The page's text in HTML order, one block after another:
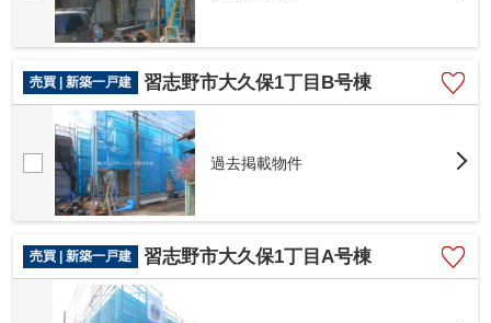
売買 | 新築一戸建 習志野市大久保1丁目B号棟
過去掲載物件
売買 | 新築一戸建 習志野市大久保1丁目A号棟